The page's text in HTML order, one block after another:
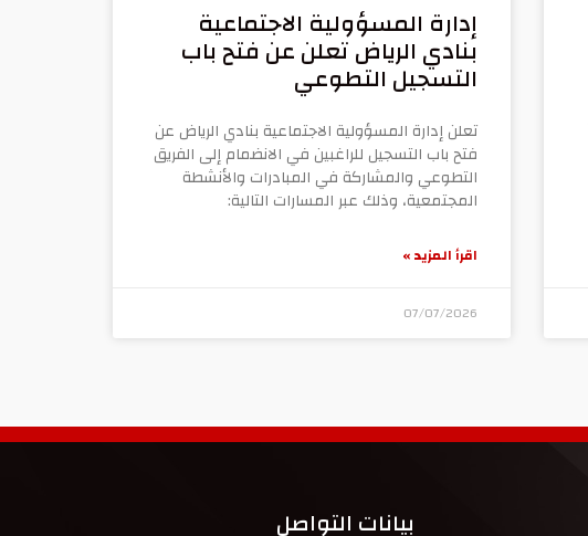
إدارة المسؤولية الاجتماعية
بنادي الرياض تعلن عن فتح باب
التسجيل التطوعي
تعلن إدارة المسؤولية الاجتماعية بنادي الرياض عن
فتح باب التسجيل للراغبين في الانضمام إلى الفريق
التطوعي والمشاركة في المبادرات والأنشطة
المجتمعية، وذلك عبر المسارات التالية:
اقرأ المزيد »
07/07/2026
بيانات التواصل